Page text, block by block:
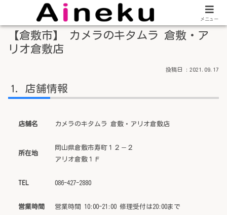
【倉敷市】 カメラのキタムラ 倉敷・ア
リオ倉敷店
2021.09.17
店舗情報
店舗名 カメラのキタムラ 倉敷・アリオ倉敷店
所在地
岡山県倉敷市寿町１２－２
アリオ倉敷１Ｆ
TEL 086-427-2880
営業時間 営業時間 10:00-21:00 修理受付は20:00まで
メニュー